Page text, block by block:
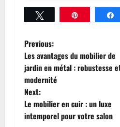
Tweetez
P
o
s
t
Previous:
Les avantages du mobilier de
jardin en métal : robustesse
modernité
Next:
Le mobilier en cuir : un luxe
intemporel pour votre salon